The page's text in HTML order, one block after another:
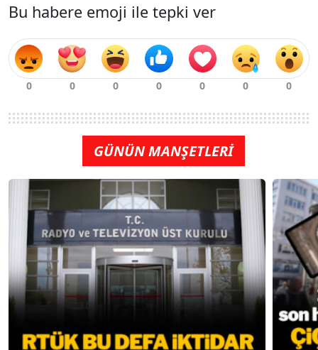
Bu habere emoji ile tepki ver
GÜNÜN MANŞETLERİ